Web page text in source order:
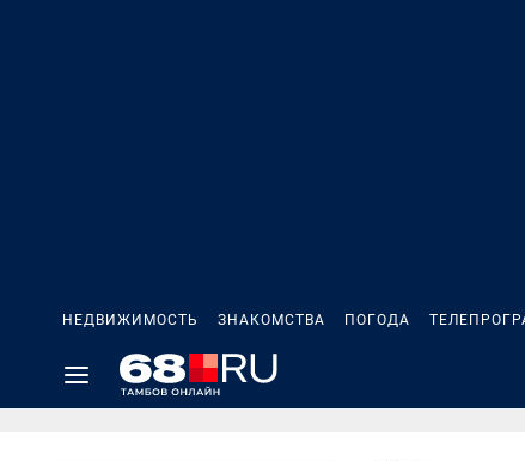
НЕДВИЖИМОСТЬ ЗНАКОМСТВА ПОГОДА